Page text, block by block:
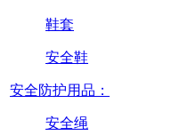
鞋套
安全鞋
安全防护用品：
安全绳